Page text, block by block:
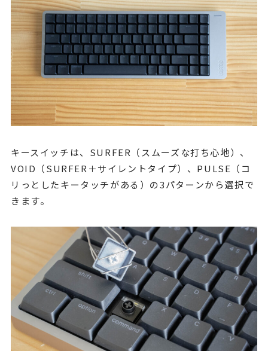
キースイッチは、SURFER（スムーズな打ち心地）、
VOID（SURFER＋サイレントタイプ）、PULSE（コ
リっとしたキータッチがある）の3パターンから選択で
きます。